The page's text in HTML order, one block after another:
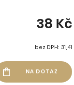
38 Kč
bez DPH: 31,41